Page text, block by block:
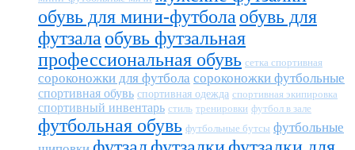
обувь для мини-футбола обувь для
футзала обувь футзальная
профессиональная обувь сетка спортивная
сороконожки для футбола сороконожки футбольные
спортивная обувь спортивная одежда спортивная экипировка
спортивный инвентарь стиль тренировки футбол в зале
футбольная обувь футбольные бутсы футбольные